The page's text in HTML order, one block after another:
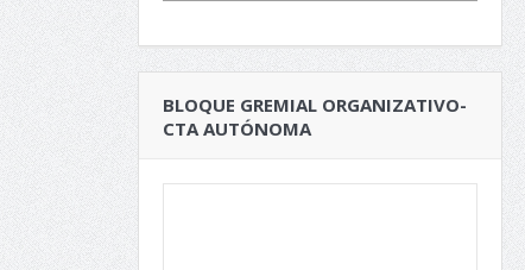
BLOQUE GREMIAL ORGANIZATIVO-
CTA AUTÓNOMA